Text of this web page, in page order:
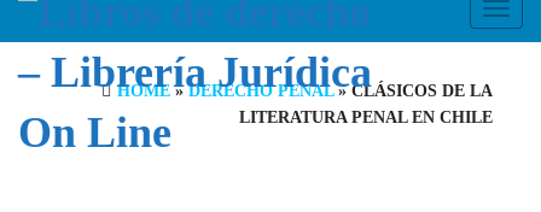
Toggle
HOME»DERECHO PENAL» CLÁSICOS DE LA
LITERATURA PENAL EN CHILE